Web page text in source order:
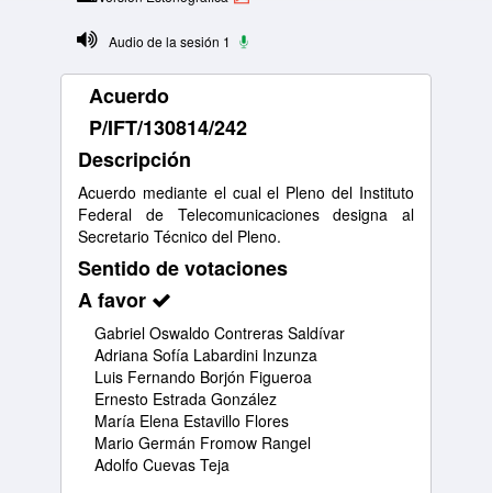
Audio de la sesión 1
Acuerdo
P/IFT/130814/242
Descripción
Acuerdo mediante el cual el Pleno del Instituto
Federal de Telecomunicaciones designa al
Secretario Técnico del Pleno.
Sentido de votaciones
A favor
Gabriel Oswaldo Contreras Saldívar
Adriana Sofía Labardini Inzunza
Luis Fernando Borjón Figueroa
Ernesto Estrada González
María Elena Estavillo Flores
Mario Germán Fromow Rangel
Adolfo Cuevas Teja